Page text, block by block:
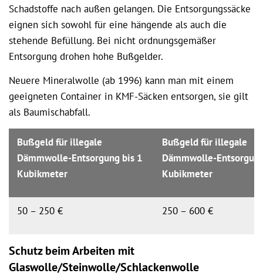
Schadstoffe nach außen gelangen. Die Entsorgungssäcke
eignen sich sowohl für eine hängende als auch die
stehende Befüllung. Bei nicht ordnungsgemäßer
Entsorgung drohen hohe Bußgelder.
Neuere Mineralwolle (ab 1996) kann man mit einem
geeigneten Container in KMF-Säcken entsorgen, sie gilt
als Baumischabfall.
Bußgeld für illegale
Dämmwolle-Entsorgung bis 1
Kubikmeter
Bußgeld für illegale
Dämmwolle-
Kubikmeter
50 – 250 € 250 – 600 €
Schutz beim Arbeiten mit
Glaswolle/Steinwolle/Schlackenwolle